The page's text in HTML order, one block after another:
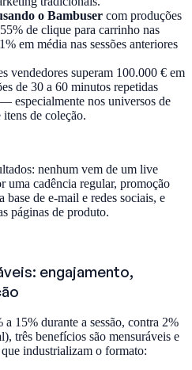
o Bambuser com produções
de clique para carrinho nas
em média nas sessões anteriores
vendedores superam 100.000 € em
de 30 a 60 minutos repetidas
especialmente nos universos de
de coleção.
nenhum vem de um live
uma cadência regular, promoção
base de e-mail e redes sociais, e
páginas de produto.
engajamento,
15% durante a sessão, contra 2%
três benefícios são mensuráveis e
industrializam o formato: